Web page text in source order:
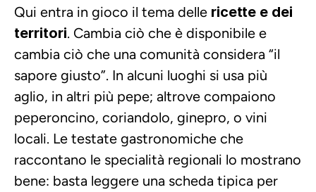
Qui entra in gioco il tema delle ricette e dei
territori. Cambia ciò che è disponibile e
cambia ciò che una comunità considera “il
sapore giusto”. In alcuni luoghi si usa più
aglio, in altri più pepe; altrove compaiono
peperoncino, coriandolo, ginepro, o vini
locali. Le testate gastronomiche che
raccontano le specialità regionali lo mostrano
bene: basta leggere una scheda tipica per